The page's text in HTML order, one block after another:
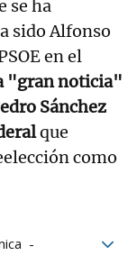
se ha
sido Alfonso
en el
"gran noticia"
Sánchez
que
como